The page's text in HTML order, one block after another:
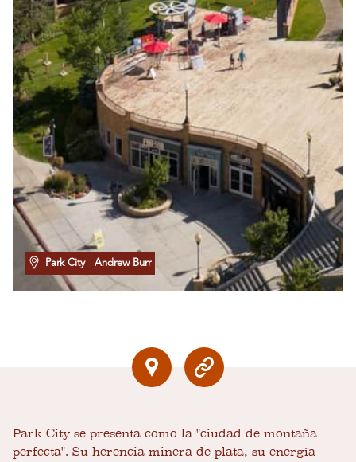
Park City Andrew Burr
Park City se presenta como la "ciudad de montaña
perfecta". Su herencia minera de plata, su energía